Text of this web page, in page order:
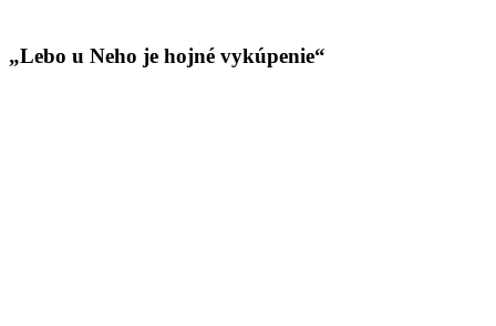
„Lebo u Neho je hojné vykúpenie“